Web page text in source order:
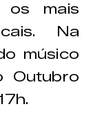
os mais
Na
músico
Outubro